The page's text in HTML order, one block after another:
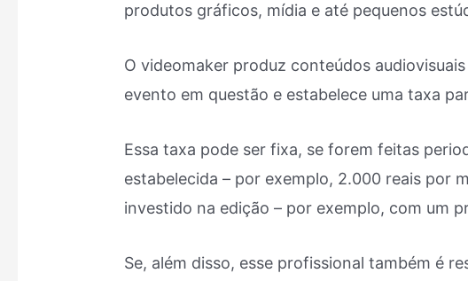
produtos gráficos, mídia e até pequenos
O videomaker produz conteúdos
evento em questão e estabelece uma taxa
Essa taxa pode ser fixa, se forem feitas
estabelecida – por exemplo, 2.000 reais por
investido na edição – por exemplo, com um
Se, além disso, esse profissional também é